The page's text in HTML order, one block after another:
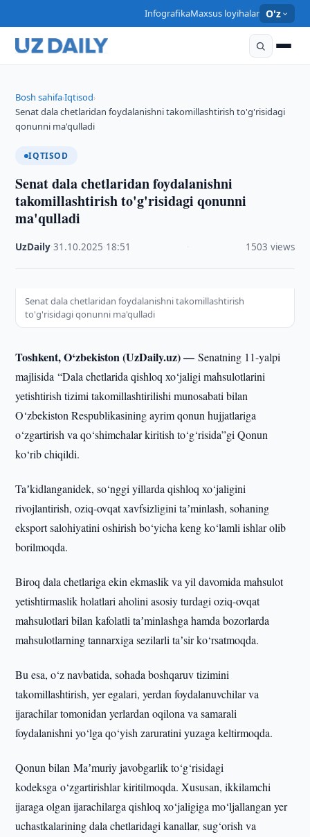
InfografikaMaxsus loyihalar O'z
Bosh sahifa›Iqtisod›
Senat dala chetlaridan foydalanishni takomillashtirish to'g'risidagi
qonunni ma'qulladi
IQTISOD
Senat dala chetlaridan foydalanishni
takomillashtirish to'g'risidagi qonunni
ma'qulladi
UzDaily ·31.10.2025 18:51 1503 views
Senat dala chetlaridan foydalanishni takomillashtirish
to'g'risidagi qonunni ma'qulladi
Toshkent, O‘zbekiston (UzDaily.uz) —Senatning 11-yalpi
majlisida “Dala chetlarida qishloq xo‘jaligi mahsulotlarini
yetishtirish tizimi takomillashtirilishi munosabati bilan
O‘zbekiston Respublikasining ayrim qonun hujjatlariga
o‘zgartirish va qo‘shimchalar kiritish to‘g‘risida”gi Qonun
ko‘rib chiqildi.
Taʼkidlanganidek, so‘nggi yillarda qishloq xo‘jaligini
rivojlantirish, oziq-ovqat xavfsizligini taʼminlash, sohaning
eksport salohiyatini oshirish bo‘yicha keng ko‘lamli ishlar olib
borilmoqda.
Biroq dala chetlariga ekin ekmaslik va yil davomida mahsulot
yetishtirmaslik holatlari aholini asosiy turdagi oziq-ovqat
mahsulotlari bilan kafolatli taʼminlashga hamda bozorlarda
mahsulotlarning tannarxiga sezilarli taʼsir ko‘rsatmoqda.
Bu esa, o‘z navbatida, sohada boshqaruv tizimini
takomillashtirish, yer egalari, yerdan foydalanuvchilar va
ijarachilar tomonidan yerlardan oqilona va samarali
foydalanishni yo‘lga qo‘yish zaruratini yuzaga keltirmoqda.
Qonun bilan Maʼmuriy javobgarlik to‘g‘risidagi
kodeksga o‘zgartirishlar kiritilmoqda. Xususan, ikkilamchi
ijaraga olgan ijarachilarga qishloq xo‘jaligiga mo‘ljallangan yer
uchastkalarining dala chetlaridagi kanallar, sug‘orish va